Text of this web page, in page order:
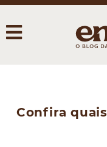
Confira